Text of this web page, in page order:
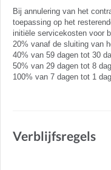
Bij annulering van het
toepassing op het
initiële servicekosten voor
20% vanaf de sluiting van
40% van 59 dagen tot 30
50% van 29 dagen tot 8
100% van 7 dagen tot 1
Verblijfsregels